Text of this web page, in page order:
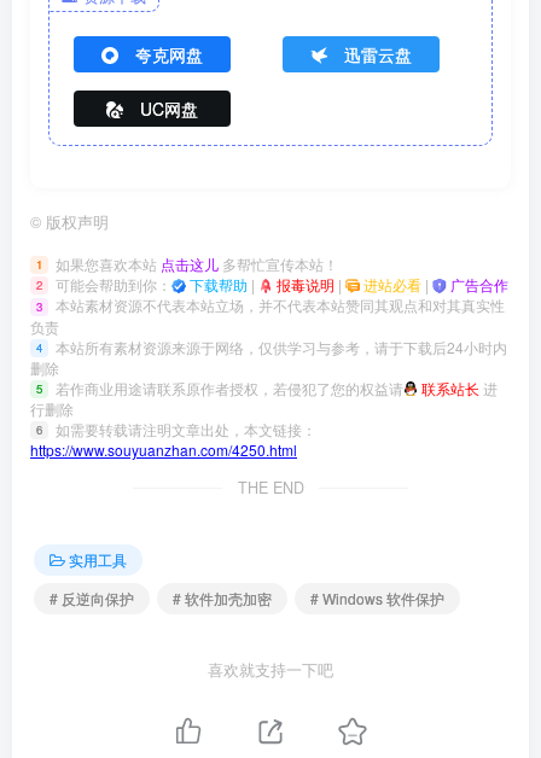
夸克网盘 迅雷云盘
UC网盘
© 版权声明
1 如果您喜欢本站 点击这儿 多帮忙宣传本站！
2 可能会帮助到你： 下载帮助 | 报毒说明 | 进站必看 | 广告合作
3
本站素材资源不代表本站立场，并不代表本站赞同其观点和对其真实性
负责
4
本站所有素材资源来源于网络，仅供学习与参考，请于下载后24小时内
删除
5 若作商业用途请联系原作者授权，若侵犯了您的权益请 联系站长 进
行删除
6
如需要转载请注明文章出处，本文链接：
https://www.souyuanzhan.com/4250.html
THE END
实用工具
# 反逆向保护
# 软件加壳加密 # Windows 软件保护
喜欢就支持一下吧